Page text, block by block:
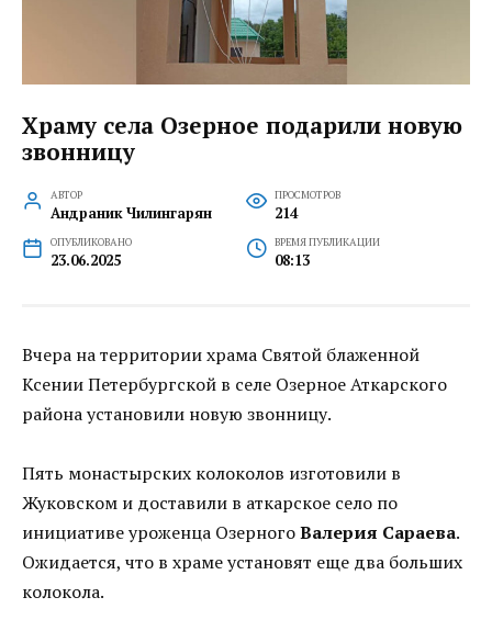
Храму села Озерное подарили новую
звонницу
АВТОР
Андраник Чилингарян
ПРОСМОТРОВ
214
ОПУБЛИКОВАНО
23.06.2025
ВРЕМЯ ПУБЛИКАЦИИ
08:13
Вчера на территории храма Святой блаженной
Ксении Петербургской в селе Озерное Аткарского
района установили новую звонницу.
Пять монастырских колоколов изготовили в
Жуковском и доставили в аткарское село по
инициативе уроженца ОзерногоВалерия Сараева.
Ожидается, что в храме установят еще два больших
колокола.